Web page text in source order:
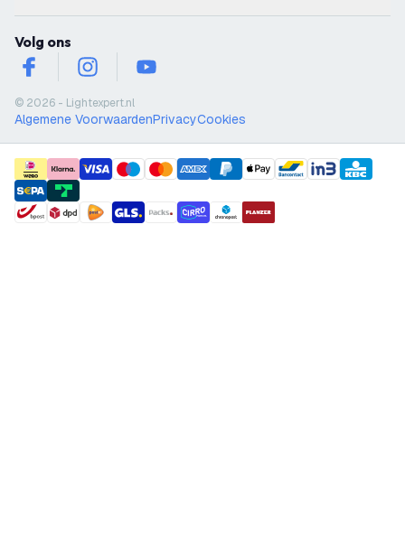
Volg ons
facebookinstagramyoutube
© 2026 - Lightexpert.nl
Algemene VoorwaardenPrivacyCookies
payment methods
shipment methods